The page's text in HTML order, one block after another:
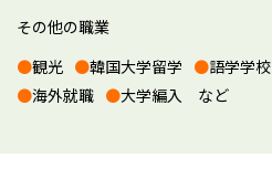
その他の職業
観光
韓国大学留学 語学学校
海外就職
大学編入 など